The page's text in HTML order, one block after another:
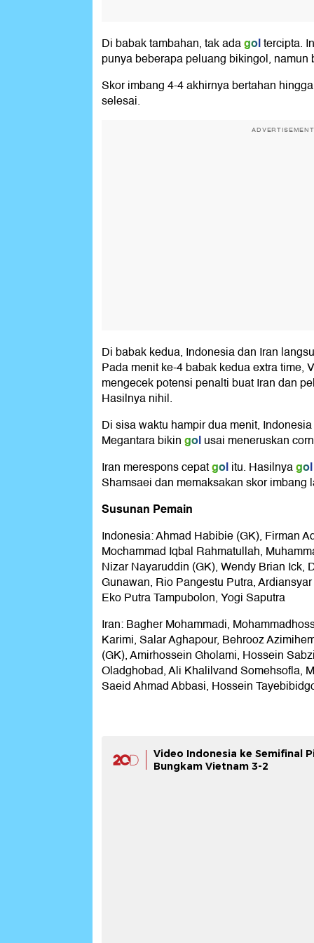
Di babak tambahan, tak adagoltercipta.
punya beberapa peluang bikingol,
Skor imbang 4-4 akhirnya bertahan
selesai.
ADVERTISEMENT
Di babak kedua, Indonesia dan Iran
Pada menit ke-4 babak kedua extra time,
mengecek potensi penalti buat Iran dan
Hasilnya nihil.
Di sisa waktu hampir dua menit,
Megantara bikingolusai meneruskan
Iran merespons cepatgolitu. Hasilnyagol
Shamsaei dan memaksakan skor imbang
Susunan Pemain
Indonesia: Ahmad Habibie (GK), Firman
Mochammad Iqbal Rahmatullah,
Nizar Nayaruddin (GK), Wendy Brian Ick,
Gunawan, Rio Pangestu Putra,
Eko Putra Tampubolon, Yogi Saputra
Iran: Bagher Mohammadi,
Karimi, Salar Aghapour, Behrooz
(GK), Amirhossein Gholami, Hossein
Oladghobad, Ali Khalilvand Somehsofla,
Saeid Ahmad Abbasi, Hossein
Video Indonesia ke Semifinal
Bungkam Vietnam 3-2